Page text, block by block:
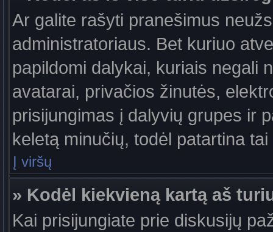
Ar galite rašyti pranešimus
administratoriaus. Bet kuriuo
papildomi dalykai, kuriais negali
avatarai, privačios žinutės,
prisijungimas į dalyvių grupes ir
keletą minučių, todėl patartina
Į viršų
» Kodėl kiekvieną kartą aš
Kai prisijungiate prie diskusijų